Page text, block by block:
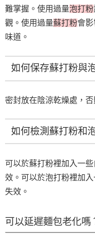
難掌握。使用過量泡打粉
觀。使用過量蘇打粉會
味道。
如何保存蘇打粉與
密封放在陰涼乾燥處，
如何檢測蘇打粉和
可以於蘇打粉裡加入一
效。可以於泡打粉裡加
失效。
可以延遲麵包老化嗎